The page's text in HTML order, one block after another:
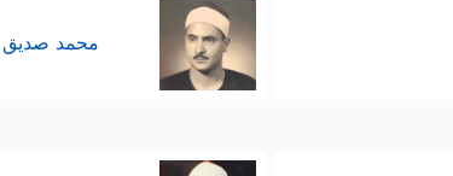
محمد صديق